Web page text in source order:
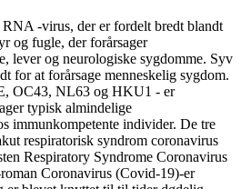
-virus, der er fordelt bredt blandt
og fugle, der forårsager
lever og neurologiske sygdomme. Syv
for at forårsage menneskelig sygdom.
OC43, NL63 og HKU1 - er
typisk almindelige
immunkompetente individer. De tre
respiratorisk syndrom coronavirus
Respiratory Syndrome Coronavirus
Coronavirus (Covid-19)-er